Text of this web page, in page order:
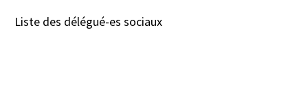
Liste des délégué-es sociaux